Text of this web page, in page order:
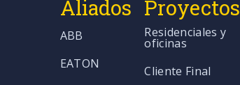
Aliados
ABB
EATON
Proyectos
Residenciales y
oficinas
Cliente Final